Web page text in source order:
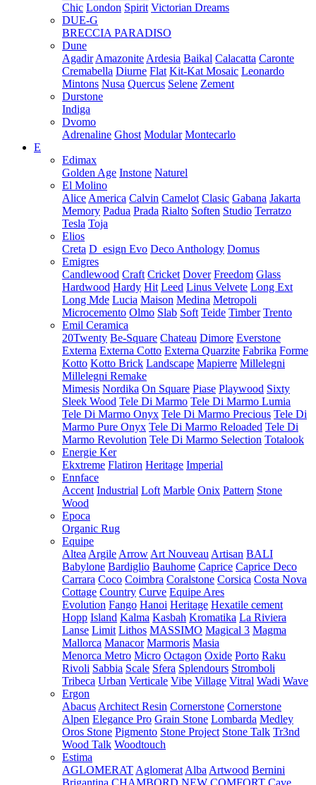
Chic London Spirit Victorian Dreams
DUE-G
BRECCIA PARADISO
Dune
Agadir Amazonite Ardesia Baikal Calacatta Caronte
Cremabella Diurne Flat Kit-Kat Mosaic Leonardo
Mintons Nusa Quercus Selene Zement
Durstone
Indiga
Dvomo
Adrenaline Ghost Modular Montecarlo
E
Edimax
Golden Age Instone Naturel
El Molino
Alice America Calvin Camelot Clasic Gabana Jakarta
Memory Padua Prada Rialto Soften Studio Terratzo
Tesla Toja
Elios
Creta D_esign Evo Deco Anthology Domus
Emigres
Candlewood Craft Cricket Dover Freedom Glass
Hardwood Hardy Hit Leed Linus Velvete Long Ext
Long Mde Lucia Maison Medina Metropoli
Microcemento Olmo Slab Soft Teide Timber Trento
Emil Ceramica
20Twenty Be-Square Chateau Dimore Everstone
Externa Externa Cotto Externa Quarzite Fabrika Forme
Kotto Kotto Brick Landscape Mapierre Millelegni
Millelegni Remake
Mimesis Nordika On Square Piase Playwood Sixty
Sleek Wood Tele Di Marmo Tele Di Marmo Lumia
Tele Di Marmo Onyx Tele Di Marmo Precious Tele Di
Marmo Pure Onyx Tele Di Marmo Reloaded Tele Di
Marmo Revolution Tele Di Marmo Selection Totalook
Energie Ker
Ekxtreme Flatiron Heritage Imperial
Ennface
Accent Industrial Loft Marble Onix Pattern Stone
Wood
Epoca
Organic Rug
Equipe
Altea Argile Arrow Art Nouveau Artisan BALI
Babylone Bardiglio Bauhome Caprice Caprice Deco
Carrara Coco Coimbra Coralstone Corsica Costa Nova
Cottage Country Curve Equipe Ares
Evolution Fango Hanoi Heritage Hexatile cement
Hopp Island Kalma Kasbah Kromatika La Riviera
Lanse Limit Lithos MASSIMO Magical 3 Magma
Mallorca Manacor Marmoris Masia
Menorca Metro Micro Octagon Oxide Porto Raku
Rivoli Sabbia Scale Sfera Splendours Stromboli
Tribeca Urban Verticale Vibe Village Vitral Wadi Wave
Ergon
Abacus Architect Resin Cornerstone Cornerstone
Alpen Elegance Pro Grain Stone Lombarda Medley
Oros Stone Pigmento Stone Project Stone Talk Tr3nd
Wood Talk Woodtouch
Estima
AGLOMERAT Aglomerat Alba Artwood Bernini